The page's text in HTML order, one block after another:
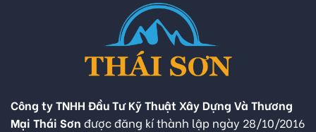
Công ty TNHH Đầu Tư Kỹ Thuật Xây Dựng Và Thương
Mại Thái Sơn được đăng kí thành lập ngày 28/10/2016